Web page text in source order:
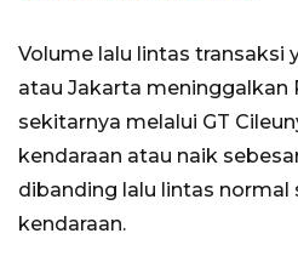
Volume lalu lintas transaksi
atau Jakarta meninggalkan
sekitarnya melalui GT
kendaraan atau naik
dibanding lalu lintas normal
kendaraan.